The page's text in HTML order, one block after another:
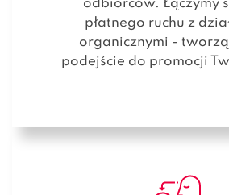
odbiorców. Łączymy
płatnego ruchu z
organicznymi -
podejście do promocji